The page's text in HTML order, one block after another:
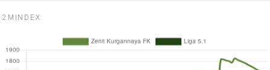
2MINDEX: